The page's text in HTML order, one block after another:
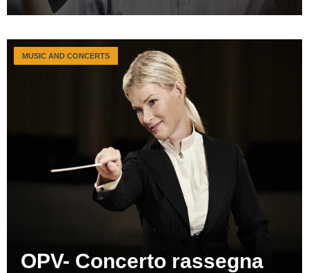
OPV- Concerto rassegna
MUSIC AND CONCERTS